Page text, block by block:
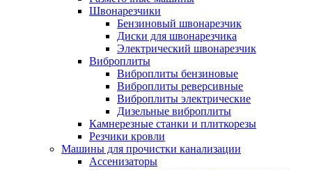
Швонарезчики
Бензиновый швонарезчик
Диски для швонарезчика
Электрический швонарезчик
Виброплиты
Виброплиты бензиновые
Виброплиты реверсивные
Виброплиты электрические
Дизельные виброплиты
Камнерезные станки и плиткорезы
Резчики кровли
Машины для прочистки канализации
Ассенизаторы